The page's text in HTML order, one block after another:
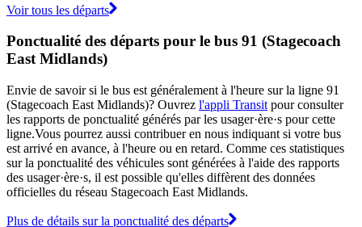
Voir tous les départs
Ponctualité des départs pour le bus 91 (Stagecoach
East Midlands)
Envie de savoir si le bus est généralement à l'heure sur la ligne 91
(Stagecoach East Midlands)? Ouvrez l'appli Transit pour consulter
les rapports de ponctualité générés par les usager·ère·s pour cette
ligne.Vous pourrez aussi contribuer en nous indiquant si votre bus
est arrivé en avance, à l'heure ou en retard. Comme ces statistiques
sur la ponctualité des véhicules sont générées à l'aide des rapports
des usager·ère·s, il est possible qu'elles diffèrent des données
officielles du réseau Stagecoach East Midlands.
Plus de détails sur la ponctualité des départs